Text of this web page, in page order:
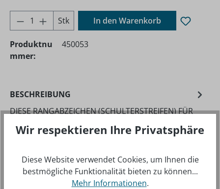
Produkt Anzahl: Gib den gewünschten
Stk In den Warenkorb
Produktnu
mmer:
450053
BESCHREIBUNG
DIESE RANGABZEICHEN (SCHULTERSTREIFEN) FÜR
PILOTEN IN PREMIUM QUALITÄT EIGNEN SICH FÜR
JACKETS, PULLOVER U…MEHR
Wir respektieren Ihre Privatsphäre
Diese Website verwendet Cookies, um Ihnen die
bestmögliche Funktionalität bieten zu können...
Mehr Informationen.